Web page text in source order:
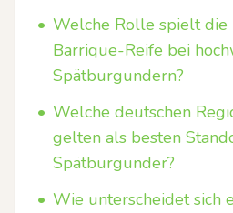
• Welche Rolle spielt die
Barrique-Reife bei
Spätburgundern?
• Welche deutschen
gelten als besten
Spätburgunder?
• Wie unterscheidet sich